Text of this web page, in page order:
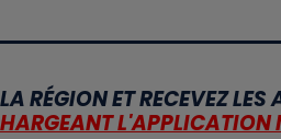
RÉGION ET RECEVEZ
L'APPLICATION